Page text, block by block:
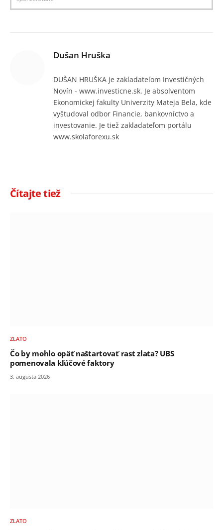
Dušan Hruška
DUŠAN HRUŠKA je zakladateľom Investičných
Novín - www.investicne.sk. Je absolventom
Ekonomickej fakulty Univerzity Mateja Bela, kde
vyštudoval odbor Financie, bankovníctvo a
investovanie. Je tiež zakladateľom portálu
www.skolaforexu.sk
Čítajte tiež
ZLATO
Čo by mohlo opäť naštartovať rast zlata? UBS
pomenovala kľúčové faktory
3. augusta 2026
ZLATO